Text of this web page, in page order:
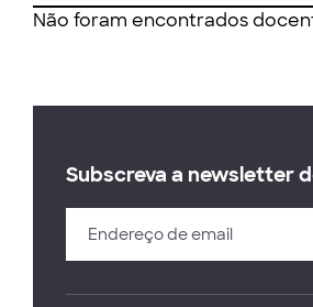
Não foram encontrados
Subscreva a newsletter